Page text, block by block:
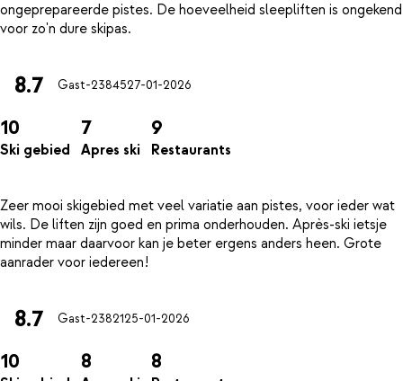
ongeprepareerde pistes. De hoeveelheid sleepliften is ongekend
8.7 Gast-2384527-01-2026
10
Ski gebied
7
Apres ski
9
Restaurants
Zeer mooi skigebied met veel variatie aan pistes, voor ieder wat
wils. De liften zijn goed en prima onderhouden. Après-ski ietsje
minder maar daarvoor kan je beter ergens anders heen. Grote
8.7 Gast-2382125-01-2026
10 8 8